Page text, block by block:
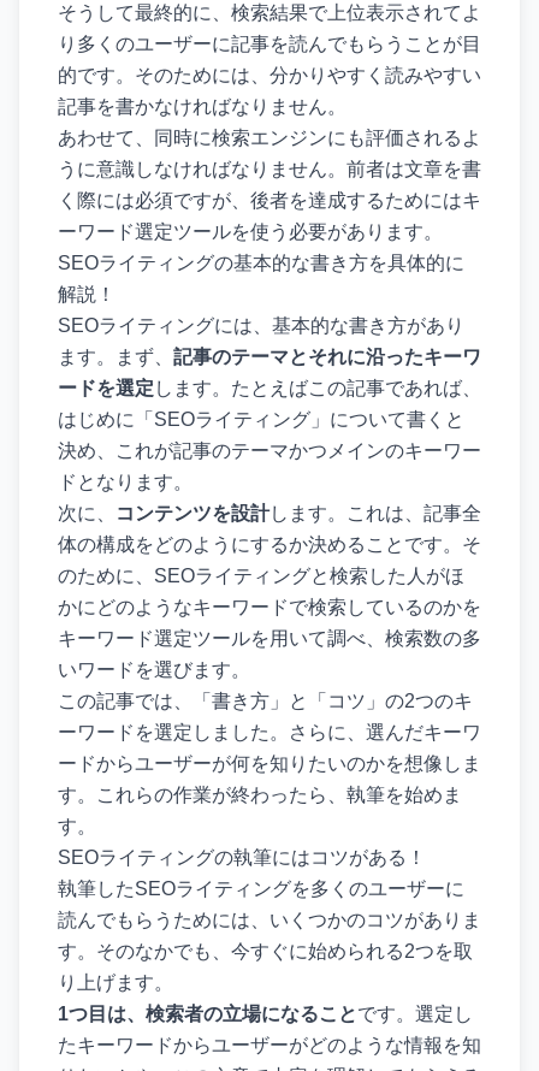
そうして最終的に、検索結果で上位表示されてよ
り多くのユーザーに記事を読んでもらうことが目
的です。そのためには、分かりやすく読みやすい
記事を書かなければなりません。
あわせて、同時に検索エンジンにも評価されるよ
うに意識しなければなりません。前者は文章を書
く際には必須ですが、後者を達成するためにはキ
ーワード選定ツールを使う必要があります。
SEOライティングの基本的な書き方を具体的に
解説！
SEOライティングには、基本的な書き方があり
ます。まず、 記事のテーマとそれに沿ったキーワ
ードを選定 します。たとえばこの記事であれば、
はじめに「SEOライティング」について書くと
決め、これが記事のテーマかつメインのキーワー
ドとなります。
次に、
コンテンツを設計します。これは、記事全
体の構成をどのようにするか決めることです。そ
のために、SEOライティングと検索した人がほ
かにどのようなキーワードで検索しているのかを
キーワード選定ツールを用いて調べ、検索数の多
いワードを選びます。
この記事では、「書き方」と「コツ」の2つのキ
ーワードを選定しました。さらに、選んだキーワ
ードからユーザーが何を知りたいのかを想像しま
す。これらの作業が終わったら、執筆を始めま
す。
SEOライティングの執筆にはコツがある！
執筆したSEOライティングを多くのユーザーに
読んでもらうためには、いくつかのコツがありま
す。そのなかでも、今すぐに始められる2つを取
り上げます。
1つ目は、検索者の立場になることです。選定し
たキーワードからユーザーがどのような情報を知